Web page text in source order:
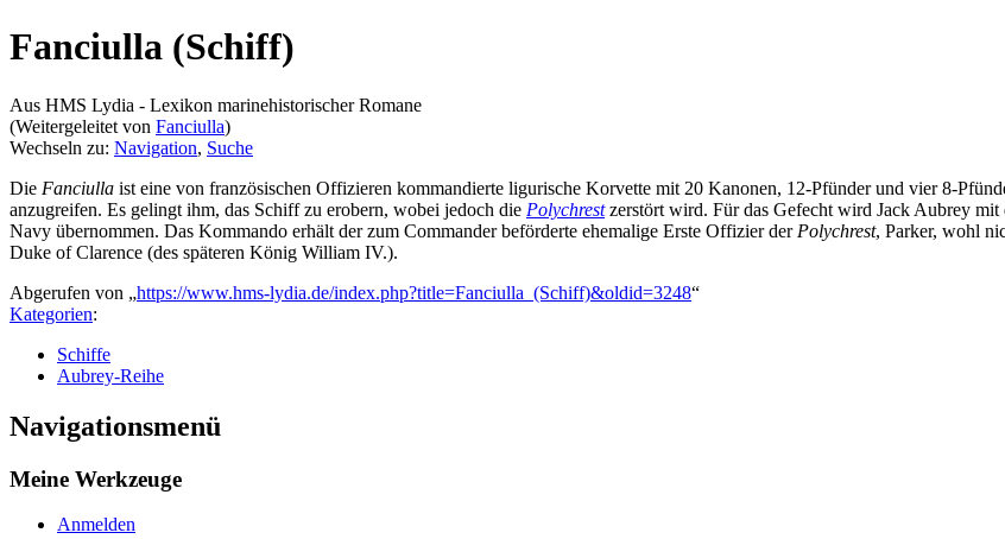
Fanciulla (Schiff)
Aus HMS Lydia - Lexikon marinehistorischer Romane
(Weitergeleitet von Fanciulla)
Wechseln zu: Navigation, Suche
Die Fanciulla ist eine von französischen Offizieren kommandierte ligurische Korvette mit 20 Kanonen, 12-Pfünder und vier 8-
anzugreifen. Es gelingt ihm, das Schiff zu erobern, wobei jedoch die Polychrestzerstört wird. Für das Gefecht wird Jack Aubrey
Navy übernommen. Das Kommando erhält der zum Commander beförderte ehemalige Erste Offizier der Polychrest, Parker, wohl
Duke of Clarence (des späteren König William IV.).
Abgerufen von „https://www.hms-lydia.de/index.php?title=Fanciulla_(Schiff)&oldid=3248“
Kategorien:
Schiffe
Aubrey-Reihe
Navigationsmenü
Meine Werkzeuge
Anmelden